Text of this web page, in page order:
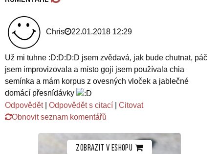
Chris 22.01.2018 12:29
Už mi tuhne :D:D:D:D jsem zvědavá, jak bude chutnat, páč
jsem improvizovala a místo goji jsem používala chia
semínka a mám korpus z ovesných vloček a jablečné
domácí přesnídávky
Odpovědět| Odpovědět s citací
Citovat
Obnovit seznam komentářů
Zobrazit v eshopu